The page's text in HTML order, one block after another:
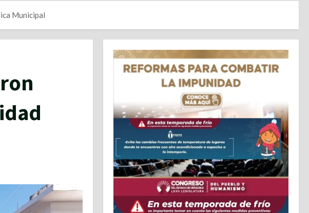
Municipal